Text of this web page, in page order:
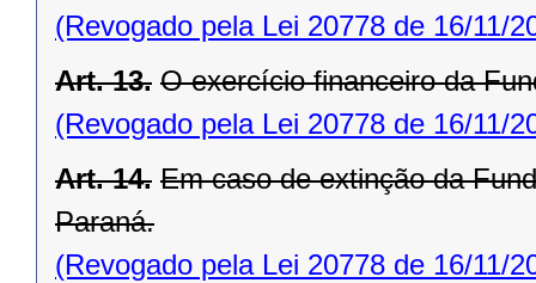
(Revogado pela Lei 20778 de 16/11/
Art. 13. O exercício financeiro da
(Revogado pela Lei 20778 de 16/11/
Art. 14. Em caso de extinção da
Paraná.
(Revogado pela Lei 20778 de 16/11/